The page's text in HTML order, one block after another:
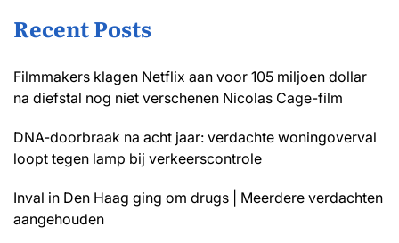
Recent Posts
Filmmakers klagen Netflix aan voor 105 miljoen dollar
na diefstal nog niet verschenen Nicolas Cage-film
DNA-doorbraak na acht jaar: verdachte woningoverval
loopt tegen lamp bij verkeerscontrole
Inval in Den Haag ging om drugs | Meerdere verdachten
aangehouden